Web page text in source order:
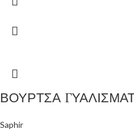
ΒΟΥΡΤΣΑ
Saphir